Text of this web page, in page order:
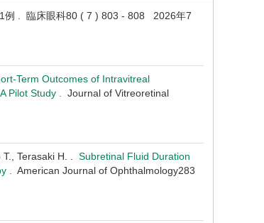
1例 . 臨床眼科80 ( 7 ) 803 - 808 2026年7
Term Outcomes of Intravitreal
Pilot Study . Journal of Vitreoretinal
Terasaki H. . Subretinal Fluid Duration
. American Journal of Ophthalmology283